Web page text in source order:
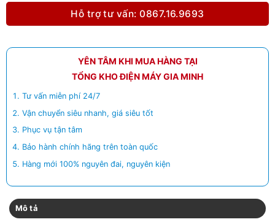
Hỗ trợ tư vấn: 0867.16.9693
YÊN TÂM KHI MUA HÀNG TẠI
TỔNG KHO ĐIỆN MÁY GIA MINH
Tư vấn miễn phí 24/7
Vận chuyển siêu nhanh, giá siêu tốt
Phục vụ tận tâm
Bảo hành chính hãng trên toàn quốc
Hàng mới 100% nguyên đai, nguyên kiện
Mô tả